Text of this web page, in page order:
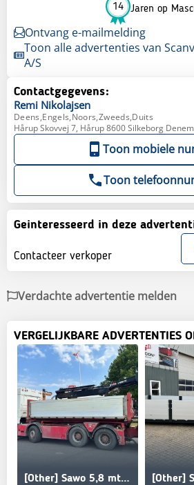
14 Jaren op
Ontvang e-mailmelding
Toon alle advertenties van
A/S
Contactgegevens:
Remi Nikolajsen
Deens,Engels,Noors,Zweeds,Duits
Hårup Skovvej 7, Hårup 8600 Silkeborg
Toon mobiele
Toon
Geinteresseerd in deze
Contacteer verkoper
Verdachte advertentie melden
VERGELIJKBARE ADVERTENTIES
[Other] Sawo 5,8 mtr - helside pendel - aut bagsmæk